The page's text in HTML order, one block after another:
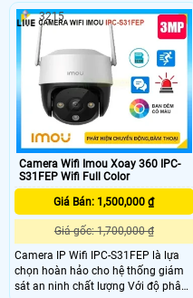
xoay và 1 ống kính cố định. Ngoài
ra camera còn đem đến khả năng
phát hiện phân biệt người phương
tiện một cách chính xác, bên cạnh
đó là tầm nhìn ban đêm có màu sắc
chân thực.
Camera Wifi Imou Xoay 360 IPC-
S31FEP Wifi Full Color
Giá Bán: 1,500,000 ₫
Giá gốc: 1,700,000 ₫
Camera IP Wifi IPC-S31FEP là lựa
chọn hoàn hảo cho hệ thống giám
sát an ninh chất lượng Với độ phân
3215